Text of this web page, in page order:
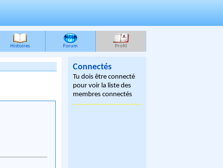
Histoires Forum Profil
Connectés
Tu dois être connecté
pour voir la liste des
membres connectés